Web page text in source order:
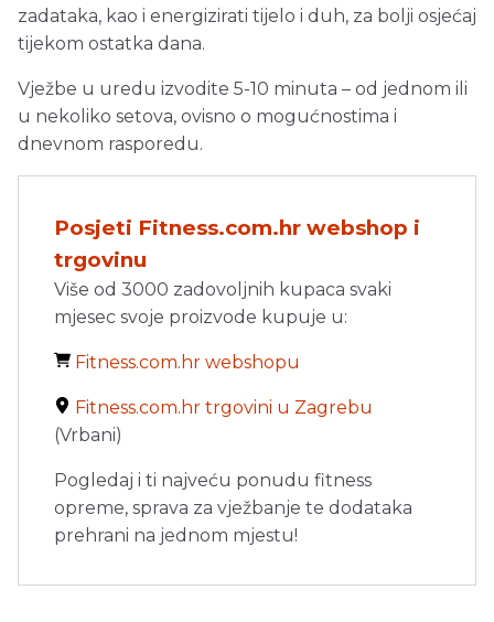
zadataka, kao i energizirati tijelo i duh, za bolji osjećaj
tijekom ostatka dana.
Vježbe u uredu izvodite 5-10 minuta – od jednom ili
u nekoliko setova, ovisno o mogućnostima i
dnevnom rasporedu.
Posjeti Fitness.com.hr webshop i
trgovinu
Više od 3000 zadovoljnih kupaca svaki
mjesec svoje proizvode kupuje u:
Fitness.com.hr webshopu
Fitness.com.hr trgovini u Zagrebu
(Vrbani)
Pogledaj i ti najveću ponudu fitness
opreme, sprava za vježbanje te dodataka
prehrani na jednom mjestu!